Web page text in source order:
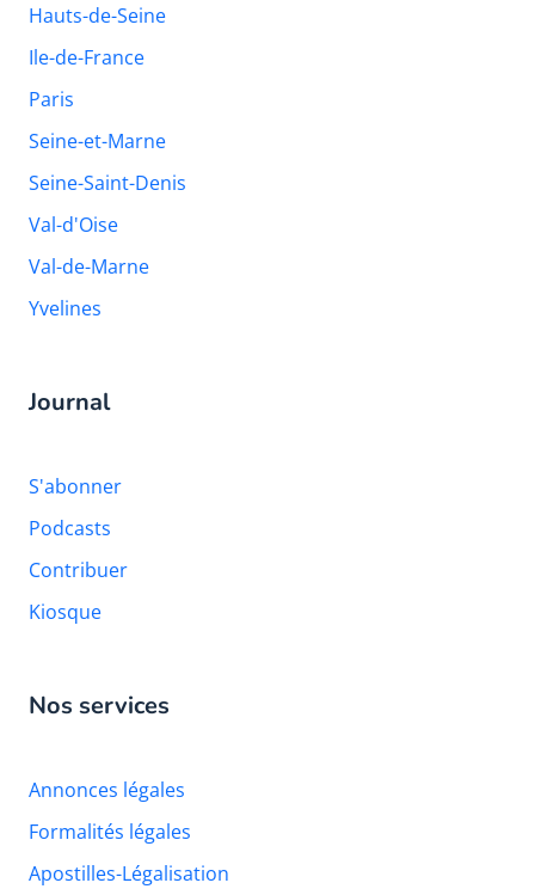
Hauts-de-Seine
Ile-de-France
Paris
Seine-et-Marne
Seine-Saint-Denis
Val-d'Oise
Val-de-Marne
Yvelines
Journal
S'abonner
Podcasts
Contribuer
Kiosque
Nos services
Annonces légales
Formalités légales
Apostilles-Légalisation